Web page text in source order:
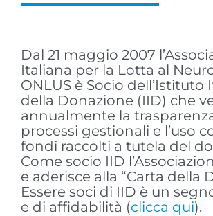
Dal 21 maggio 2007
Italiana per la Lotta al
ONLUS è Socio dell’Istituto
della Donazione (IID) che
annualmente la
processi gestionali e l’uso
fondi raccolti a tutela del
Come socio IID
e aderisce alla “Carta della
Essere soci di IID è un
e di affidabilità (clicca qui).